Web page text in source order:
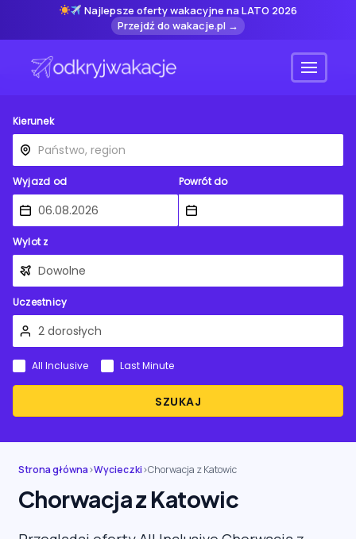
Najlepsze oferty wakacyjne na LATO 2026
Przejdź do wakacje.pl →
Menu
Kierunek
Wyjazd od Powrót do
Wylot z
Uczestnicy
SZUKAJ
All Inclusive Last Minute
Strona główna›Wycieczki›Chorwacja z Katowic
Chorwacja z Katowic